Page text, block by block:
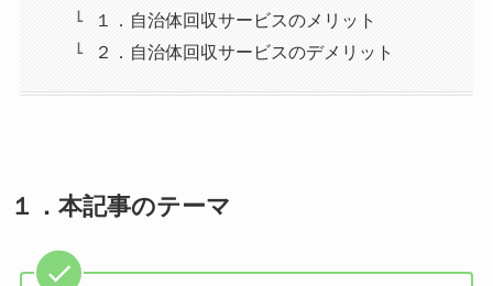
１．自治体回収サービスのメリット
２．自治体回収サービスのデメリット
１．本記事のテーマ